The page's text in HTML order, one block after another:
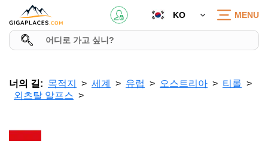
KO MENU
너의 길: 목적지 세계 유럽 오스트리아
티롤
외츠탈 알프스